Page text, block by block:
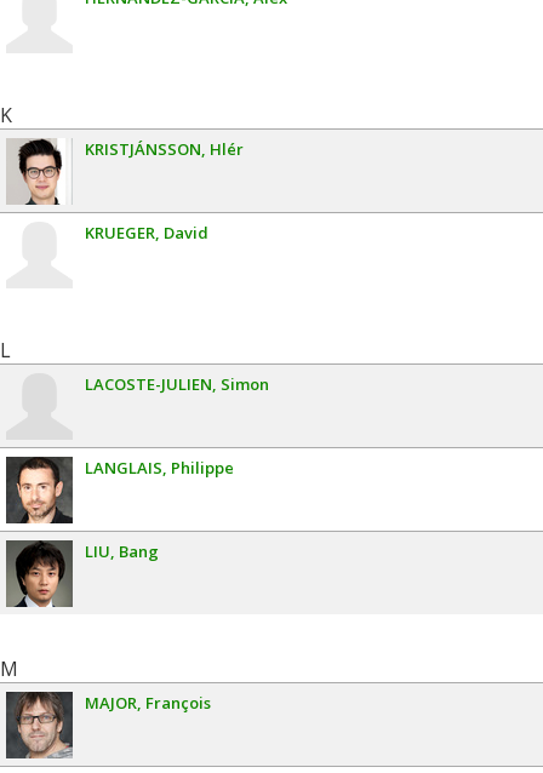
K
KRISTJÁNSSON Hlér
KRUEGER David
L
LACOSTE-JULIEN Simon
LANGLAIS Philippe
LIU Bang
M
MAJOR François